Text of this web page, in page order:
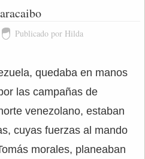
Publicado por Hilda
quedaba en manos
las campañas de
venezolano, estaban
cuyas fuerzas al mando
morales, planeaban